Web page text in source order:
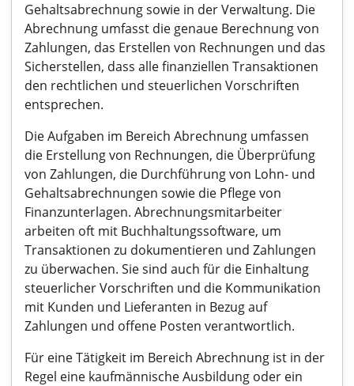
Gehaltsabrechnung sowie in der Verwaltung. Die
Abrechnung umfasst die genaue Berechnung von
Zahlungen, das Erstellen von Rechnungen und das
Sicherstellen, dass alle finanziellen Transaktionen
den rechtlichen und steuerlichen Vorschriften
entsprechen.
Die Aufgaben im Bereich Abrechnung umfassen
die Erstellung von Rechnungen, die Überprüfung
von Zahlungen, die Durchführung von Lohn- und
Gehaltsabrechnungen sowie die Pflege von
Finanzunterlagen. Abrechnungsmitarbeiter
arbeiten oft mit Buchhaltungssoftware, um
Transaktionen zu dokumentieren und Zahlungen
zu überwachen. Sie sind auch für die Einhaltung
steuerlicher Vorschriften und die Kommunikation
mit Kunden und Lieferanten in Bezug auf
Zahlungen und offene Posten verantwortlich.
Für eine Tätigkeit im Bereich Abrechnung ist in der
Regel eine kaufmännische Ausbildung oder ein